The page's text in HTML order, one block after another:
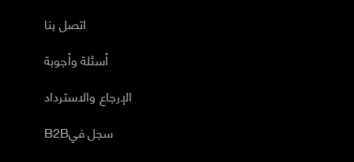
اتصل بنا
أسئلة وأجوبة
الإرجاع والاسترداد
B2Bسجل في